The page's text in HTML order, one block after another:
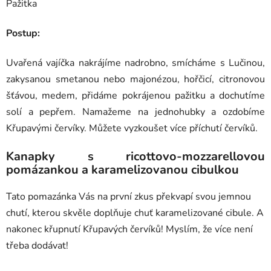
Pažitka
Postup:
Uvařená vajíčka nakrájíme nadrobno, smícháme s Lučinou,
zakysanou smetanou nebo majonézou, hořčicí, citronovou
šťávou, medem, přidáme pokrájenou pažitku a dochutíme
solí a pepřem. Namažeme na jednohubky a ozdobíme
Křupavými červíky. Můžete vyzkoušet více příchutí červíků.
Kanapky s ricottovo-mozzarellovou
pomázankou a karamelizovanou cibulkou
Tato pomazánka Vás na první zkus překvapí svou jemnou
chutí, kterou skvěle doplňuje chuť karamelizované cibule. A
nakonec křupnutí Křupavých červíků! Myslím, že více není
třeba dodávat!